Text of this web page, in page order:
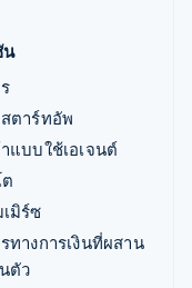
น
ตาร์ทอัพ
แบบใช้เอเจนต์
มิร์ซ
ทางการเงินที่ผสาน
ตัว